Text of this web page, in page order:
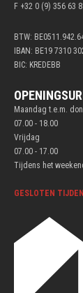
F +32 0 (9) 356 63
BTW:
IBAN: BE19 7310
BIC: KREDEBB
Maandag t.e.m.
07.00 - 18.00
Vrijdag
07.00 - 17.00
Tijdens het
GESLOTEN